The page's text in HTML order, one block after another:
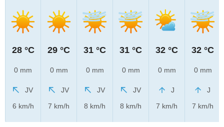
28 °C
0 mm
JV
6 km/h
29 °C
0 mm
JV
7 km/h
31 °C
0 mm
JV
8 km/h
31 °C
0 mm
JV
8 km/h
32 °C
0 mm
J
7 km/h
32 °C
0 mm
J
7 km/h